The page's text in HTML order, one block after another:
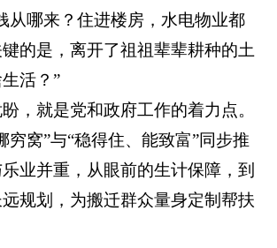
从哪来？住进楼房，水电物业都
的是，离开了祖祖辈辈耕种的土
活？”
，就是党和政府工作的着力点。
穷窝”与“稳得住、能致富”同步推
业并重，从眼前的生计保障，到
规划，为搬迁群众量身定制帮扶